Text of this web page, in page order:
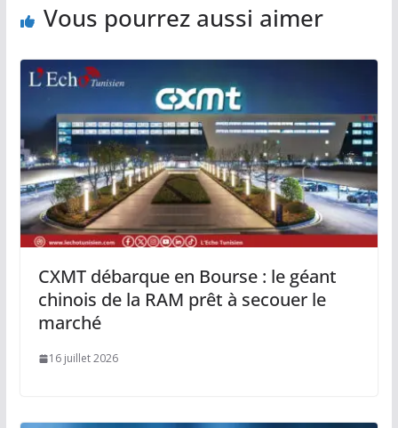
Vous pourrez aussi aimer
CXMT débarque en Bourse : le géant
chinois de la RAM prêt à secouer le
marché
16 juillet 2026